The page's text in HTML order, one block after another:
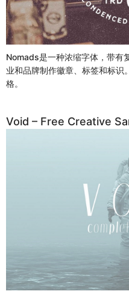
Nomads是一种浓缩字体，带有
业和品牌制作徽章、标签和标识
格。
Void – Free Creative